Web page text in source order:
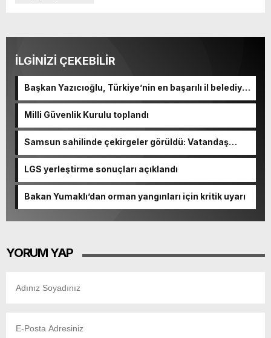
İLGİNİZİ ÇEKEBİLİR
Başkan Yazıcıoğlu, Türkiye’nin en başarılı il belediye
Milli Güvenlik Kurulu toplandı
Samsun sahilinde çekirgeler görüldü: Vatandaş
LGS yerleştirme sonuçları açıklandı
Bakan Yumaklı’dan orman yangınları için kritik uyarı
YORUM YAP